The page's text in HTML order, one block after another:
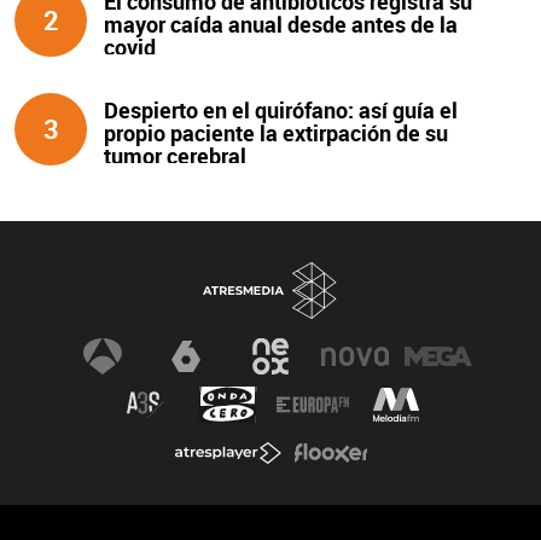
2 mayor caída anual desde antes de la
covid
3
Despierto en el quirófano: así guía el
propio paciente la extirpación de su
tumor cerebral